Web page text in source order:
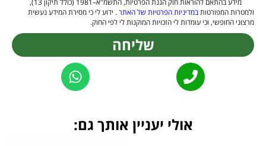
מידע בהתאם להוראות חוק הגנת הפרטיות, התשמ"א–1981 (כולל תיקון 13),
ולמטרות המפורטותבמדיניות הפרטיות של האתר. ידוע לי כי מסירת המידע נעשית
מרצוני החופשי, וכי עומדות לי הזכויות המוקנות לי לפי החוק.
שליחה
אולי יעניין אותך גם: